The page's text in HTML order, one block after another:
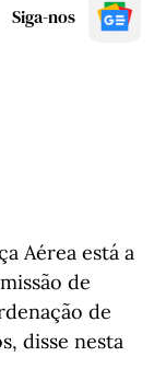
Siga-nos
Aérea está a
de
de
disse nesta